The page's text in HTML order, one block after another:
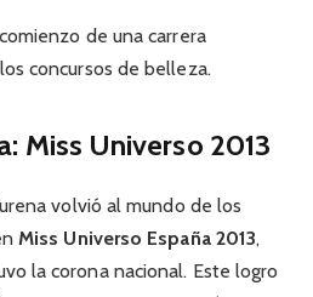
de una carrera
concursos de belleza.
Miss Universo 2013
volvió al mundo de los
Miss Universo España 2013,
la corona nacional. Este logro